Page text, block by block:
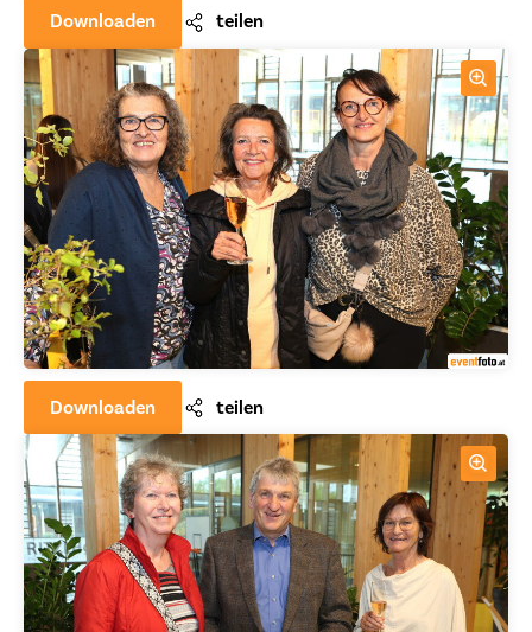
Downloaden teilen
Downloaden teilen